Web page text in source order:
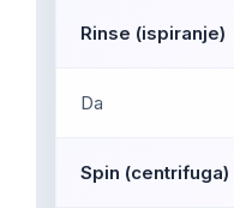
Rinse (ispiranje)
Da
Spin (centrifuga)